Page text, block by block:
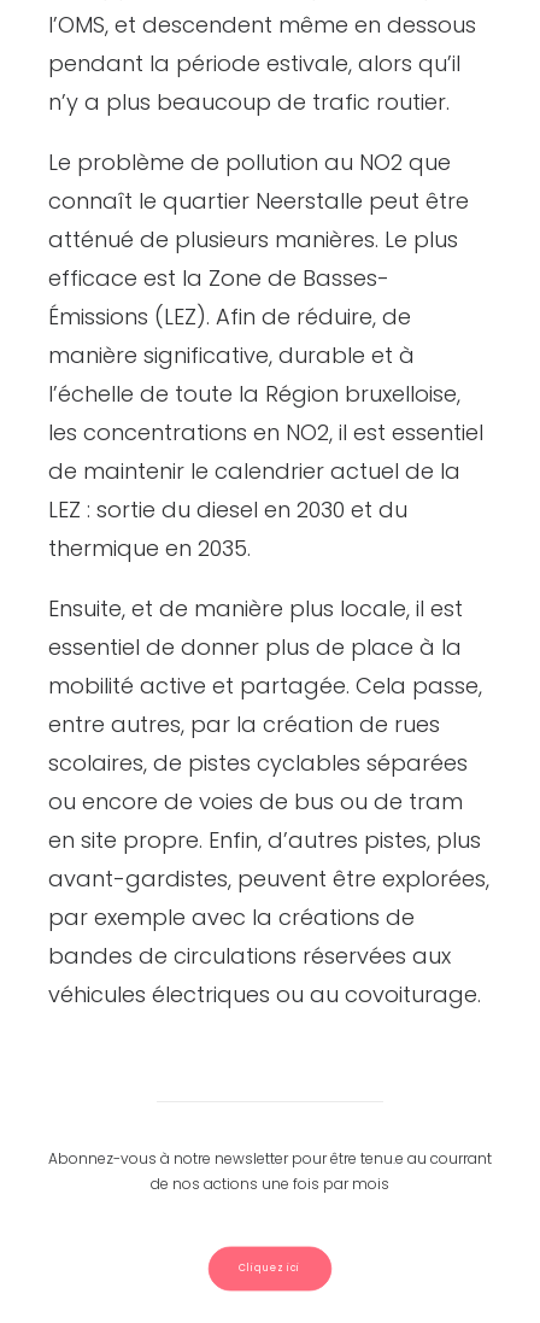
l’OMS, et descendent même en dessous
pendant la période estivale, alors qu’il
n’y a plus beaucoup de trafic routier.
Le problème de pollution au NO2 que
connaît le quartier Neerstalle peut être
atténué de plusieurs manières. Le plus
efficace est la Zone de Basses-
Émissions (LEZ). Afin de réduire, de
manière significative, durable et à
l’échelle de toute la Région bruxelloise,
les concentrations en NO2, il est essentiel
de maintenir le calendrier actuel de la
LEZ : sortie du diesel en 2030 et du
thermique en 2035.
Ensuite, et de manière plus locale, il est
essentiel de donner plus de place à la
mobilité active et partagée. Cela passe,
entre autres, par la création de rues
scolaires, de pistes cyclables séparées
ou encore de voies de bus ou de tram
en site propre. Enfin, d’autres pistes, plus
avant-gardistes, peuvent être explorées,
par exemple avec la créations de
bandes de circulations réservées aux
véhicules électriques ou au covoiturage.
Abonnez-vous à notre newsletter pour être tenu.e au courrant
de nos actions une fois par mois
Cliquez ici